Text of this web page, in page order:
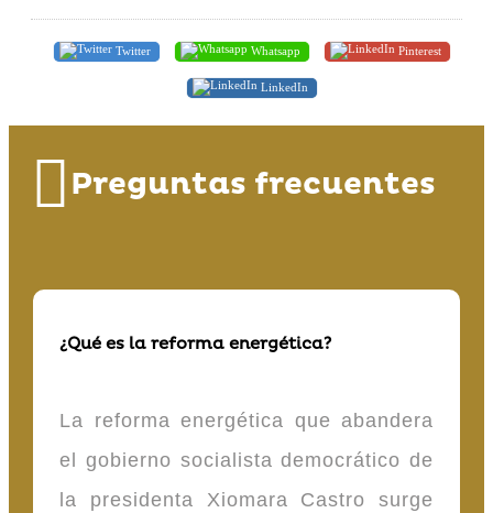
Twitter Whatsapp Pinterest
LinkedIn
Preguntas frecuentes
¿Qué es la reforma energética?
La reforma energética que abandera
el gobierno socialista democrático de
la presidenta Xiomara Castro surge